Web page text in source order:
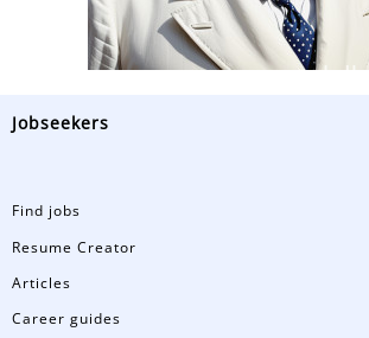
Jobseekers
Find jobs
Resume Creator
Articles
Career guides